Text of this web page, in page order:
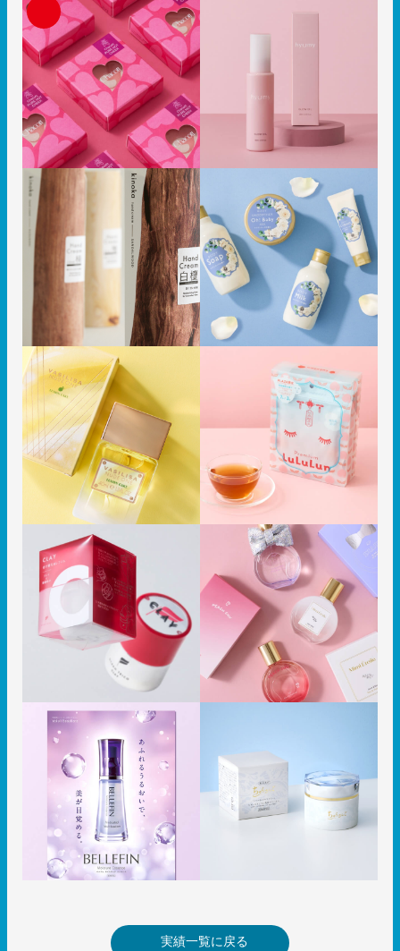
実績一覧に戻る